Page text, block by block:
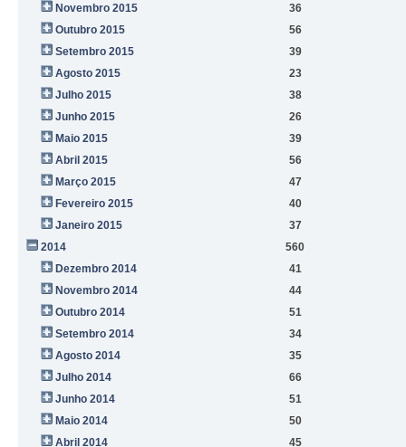
Novembro 2015
36
Outubro 2015
56
Setembro 2015
39
Agosto 2015
23
Julho 2015
38
Junho 2015
26
Maio 2015
39
Abril 2015
56
Março 2015
47
Fevereiro 2015
40
Janeiro 2015
37
2014
560
Dezembro 2014
41
Novembro 2014
44
Outubro 2014
51
Setembro 2014
34
Agosto 2014
35
Julho 2014
66
Junho 2014
51
Maio 2014
50
Abril 2014
45